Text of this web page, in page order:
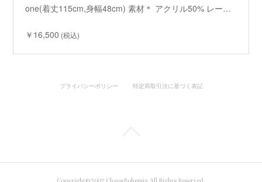
one(着丈115cm,身幅48cm) 素材＊ アクリル50% レー…
￥16,500 (税込)
プライバシーポリシー 特定商取引法に基づく表記